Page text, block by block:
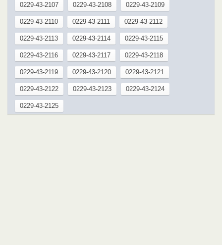
0229-43-2107 0229-43-2108 0229-43-2109
0229-43-2110 0229-43-2111 0229-43-2112
0229-43-2113 0229-43-2114 0229-43-2115
0229-43-2116 0229-43-2117 0229-43-2118
0229-43-2119 0229-43-2120 0229-43-2121
0229-43-2122 0229-43-2123 0229-43-2124
0229-43-2125